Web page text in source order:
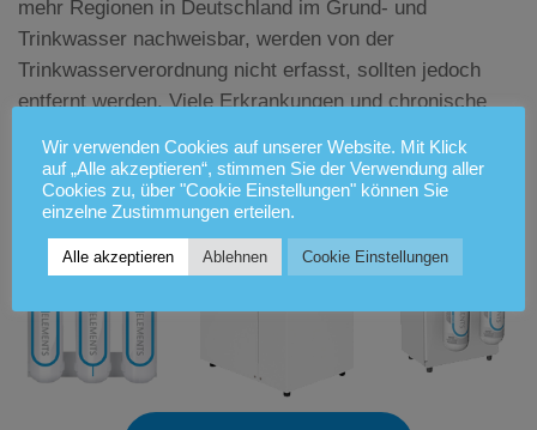
mehr Regionen in Deutschland im Grund- und
Trinkwasser nachweisbar, werden von der
Trinkwasserverordnung nicht erfasst, sollten jedoch
entfernt werden. Viele Erkrankungen und chronische
Umweltgifte.
Wir verwenden Cookies auf unserer Website. Mit Klick
auf „Alle akzeptieren“, stimmen Sie der Verwendung aller
Cookies zu, über "Cookie Einstellungen" können Sie
einzelne Zustimmungen erteilen.
Alle akzeptieren Ablehnen Cookie Einstellungen